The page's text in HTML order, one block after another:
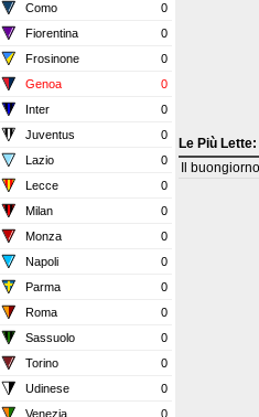
Como
0
Fiorentina
0
Frosinone
0
Genoa
0
Inter
0
Juventus
0
Lazio
0
Lecce
0
Milan
0
Monza
0
Napoli
0
Parma
0
Roma
0
Sassuolo
0
Torino
0
Udinese
0
Venezia
0
Le Più Lette:
Il buongiorno